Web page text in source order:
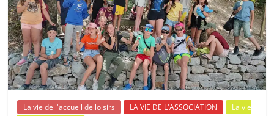
La vie de l'accueil de loisirs LA VIE DE L'ASSOCIATION
La vie